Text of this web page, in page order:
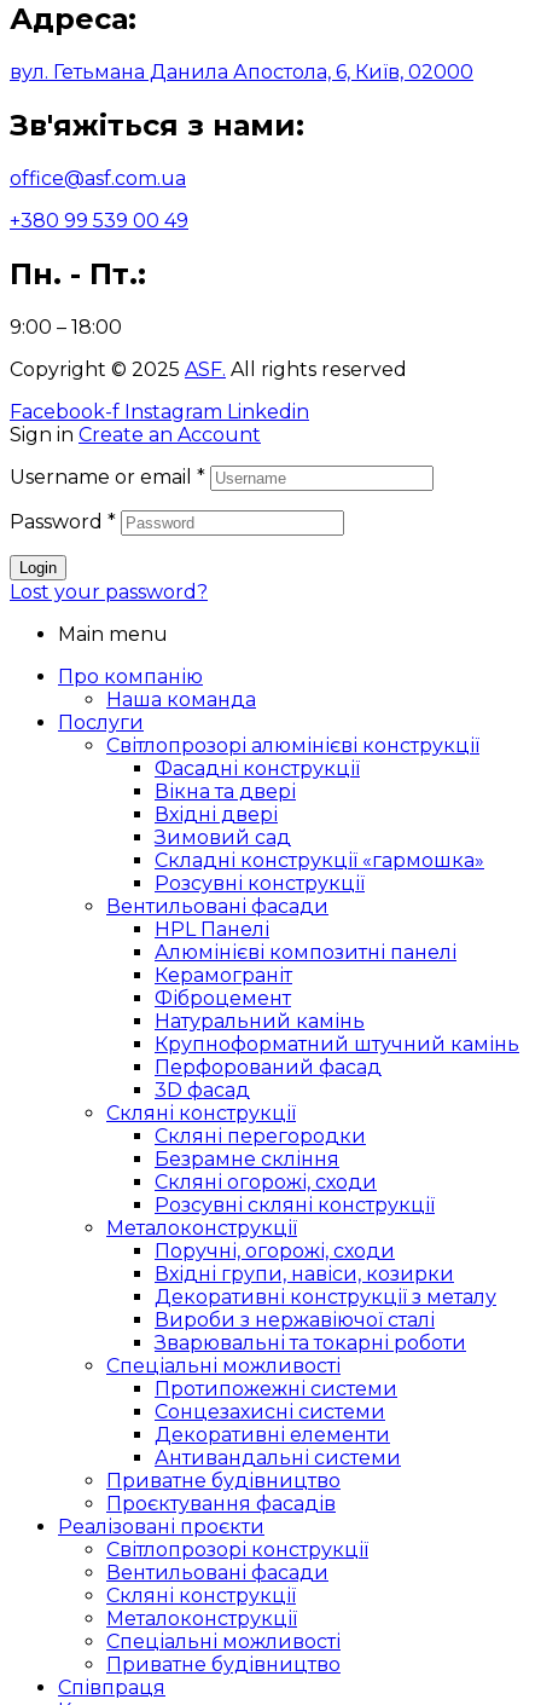
Адреса:
вул. Гетьмана Данила Апостола, 6, Київ, 02000
Зв'яжіться з нами:
office@asf.com.ua
+380 99 539 00 49
Пн. - Пт.:
9:00 – 18:00
Copyright © 2025 ASF. All rights reserved
Facebook-f Instagram Linkedin
Sign in Create an Account
Username or email *
Password *
Login
Lost your password?
Main menu
Про компанію
Наша команда
Послуги
Світлопрозорі алюмінієві конструкції
Фасадні конструкції
Вікна та двері
Вхідні двері
Зимовий сад
Складні конструкції «гармошка»
Розсувні конструкції
Вентильовані фасади
HPL Панелі
Алюмінієві композитні панелі
Керамограніт
Фіброцемент
Натуральний камінь
Крупноформатний штучний камінь
Перфорований фасад
3D фасад
Скляні конструкції
Скляні перегородки
Безрамне скління
Скляні огорожі, сходи
Розсувні скляні конструкції
Металоконструкції
Поручні, огорожі, сходи
Вхідні групи, навіси, козирки
Декоративні конструкції з металу
Вироби з нержавіючої сталі
Зварювальні та токарні роботи
Спеціальні можливості
Протипожежні системи
Сонцезахисні системи
Декоративні елементи
Антивандальні системи
Приватне будівництво
Проєктування фасадів
Реалізовані проєкти
Світлопрозорі конструкції
Вентильовані фасади
Скляні конструкції
Металоконструкції
Спеціальні можливості
Приватне будівництво
Співпраця